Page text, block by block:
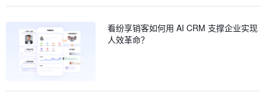
看纷享销客如何用 AI CRM 支撑企业实现
人效革命？